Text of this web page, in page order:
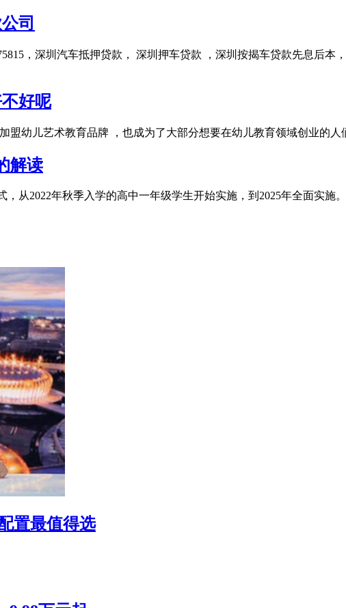
司
，深圳汽车抵押贷款， 深圳押车贷款 ，深圳按揭车贷款先息后本
好呢
盟幼儿艺术教育品牌 ，也成为了大部分想要在幼儿教育领域创业的
解读
，从2022年秋季入学的高中一年级学生开始实施，到2025年全面实
置最值得选